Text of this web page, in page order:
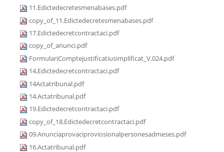
11.Edictedecretesmenabases.pdf
copy_of_11.Edictedecretesmenabases.pdf
17.Edictedecretcontractaci.pdf
copy_of_anunci.pdf
FormulariComptejustificatiusimplificat_V.024.pdf
14.Edictedecretcontractaci.pdf
14Actatribunal.pdf
14.Actatribunal.pdf
19.Edictedecretcontractaci.pdf
copy_of_18.Edictedecretcontractaci.pdf
09.Anunciaprovaciproviosionalpersonesadmeses.pdf
16.Actatribunal.pdf